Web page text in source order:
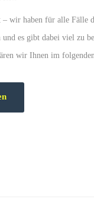
– wir haben für alle Fälle
es gibt dabei viel zu
wir Ihnen im